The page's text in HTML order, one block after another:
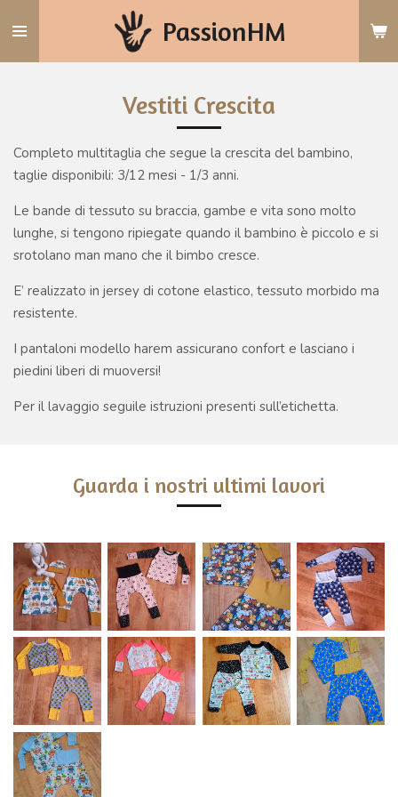
al
contenuto
PassionHM
Vestiti Crescita
Completo multitaglia che segue la crescita del bambino,
taglie disponibili: 3/12 mesi - 1/3 anni.
Le bande di tessuto su braccia, gambe e vita sono molto
lunghe, si tengono ripiegate quando il bambino è piccolo e si
srotolano man mano che il bimbo cresce.
E’ realizzato in jersey di cotone elastico, tessuto morbido ma
resistente.
I pantaloni modello harem assicurano confort e lasciano i
piedini liberi di muoversi!
Per il lavaggio seguile istruzioni presenti sull’etichetta.
Guarda i nostri ultimi lavori